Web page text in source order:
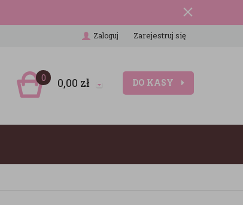
Zaloguj Zarejestruj się
0 0,00 zł DO KASY